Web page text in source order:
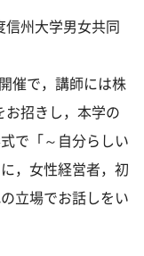
信州大学男女共同
催で，講師には株
お招きし，本学の
で「～自分らしい
，女性経営者，初
立場でお話しをい